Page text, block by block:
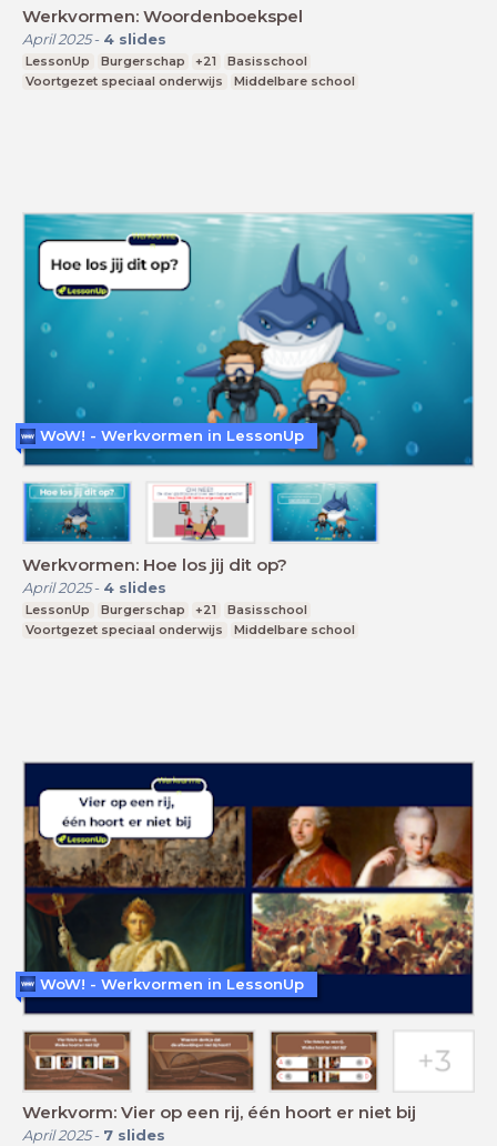
Werkvormen: Woordenboekspel
April 2025- 4 slides
LessonUp Burgerschap +21
Basisschool
Voortgezet speciaal onderwijs
Middelbare school
Werkvormen: Hoe los jij dit op?
April 2025- 4 slides
LessonUp Burgerschap +21
Basisschool
Voortgezet speciaal onderwijs
Middelbare school
WoW! - Werkvormen in LessonUp
Werkvorm: Vier op een rij, één hoort er niet bij
April 2025- 7 slides
WoW! - Werkvormen in LessonUp